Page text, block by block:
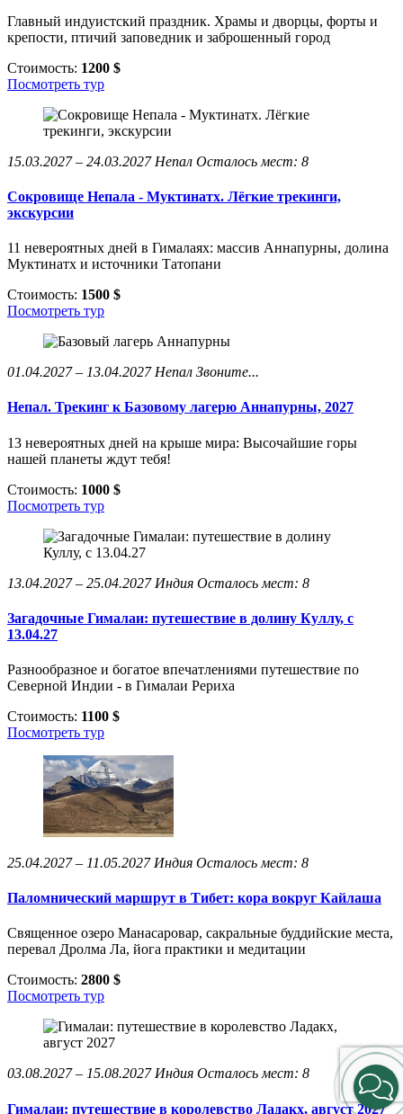
Главный индуистский праздник. Храмы и дворцы, форты и
крепости, птичий заповедник и заброшенный город
Стоимость: 1200 $
Посмотреть тур
15.03.2027 – 24.03.2027 Непал Осталось мест: 8
Сокровище Непала - Муктинатх. Лёгкие трекинги,
экскурсии
11 невероятных дней в Гималаях: массив Аннапурны, долина
Муктинатх и источники Татопани
Стоимость: 1500 $
Посмотреть тур
01.04.2027 – 13.04.2027 Непал Звоните...
Непал. Трекинг к Базовому лагерю Аннапурны, 2027
13 невероятных дней на крыше мира: Высочайшие горы
нашей планеты ждут тебя!
Стоимость: 1000 $
Посмотреть тур
13.04.2027 – 25.04.2027 Индия Осталось мест: 8
Загадочные Гималаи: путешествие в долину Куллу, с
13.04.27
Разнообразное и богатое впечатлениями путешествие по
Северной Индии - в Гималаи Рериха
Стоимость: 1100 $
Посмотреть тур
25.04.2027 – 11.05.2027 Индия Осталось мест: 8
Паломнический маршрут в Тибет: кора вокруг Кайлаша
Священное озеро Манасаровар, сакральные буддийские места,
перевал Дролма Ла, йога практики и медитации
Стоимость: 2800 $
Посмотреть тур
03.08.2027 – 15.08.2027 Индия Осталось мест: 8
Гималаи: путешествие в королевство Ладакх, август 2027